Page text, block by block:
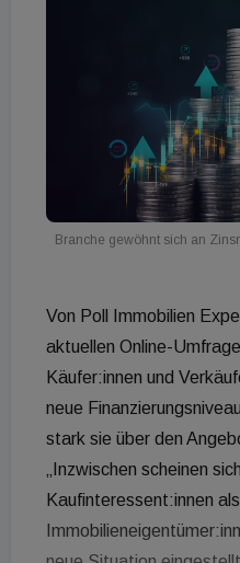
Branche gewöhnt sich an
Von Poll Immobilien
aktuellen Online-
Käufer:innen und
neue
stark sie über den
„Inzwischen scheinen
Kaufinteressent:innen